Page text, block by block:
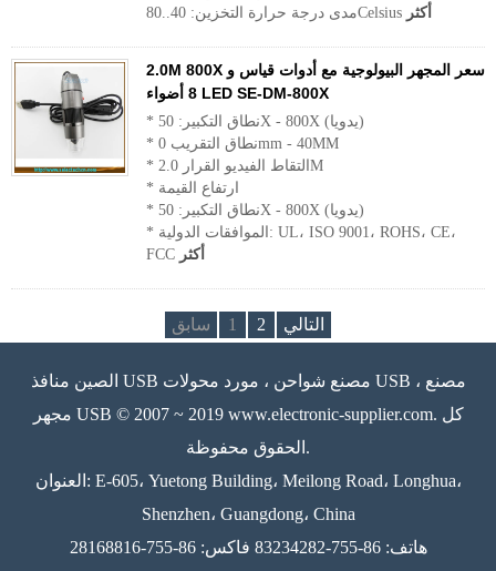
مدى درجة حرارة التخزين: 40..80Celsius أكثر
2.0M 800X سعر المجهر البيولوجية مع أدوات قياس و
8 أضواء LED SE-DM-800X
* نطاق التكبير: 50X - 800X (يدويا)
* نطاق التقريب 0mm - 40MM
* التقاط الفيديو القرار 2.0M
* ارتفاع القيمة
* نطاق التكبير: 50X - 800X (يدويا)
* الموافقات الدولية: UL، ISO 9001، ROHS، CE،
FCC أكثر
سابق 1 2 التالي
الصين منافذ USB مصنع شواحن ، مورد محولات USB ، مصنع
مجهر USB © 2007 ~ 2019 www.electronic-supplier.com. كل
الحقوق محفوظة.
العنوان: E-605، Yuetong Building، Meilong Road، Longhua،
Shenzhen، Guangdong، China
هاتف: 86-755-83234282 فاكس: 86-755-28168816